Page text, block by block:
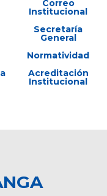
Correo
Institucional
Secretaría
General
Normatividad
Acreditación
Institucional